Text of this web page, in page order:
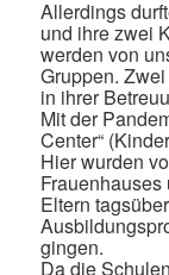
Allerdings
und ihre zwei
werden von
Gruppen.
in ihrer
Mit der
Center“
Hier wurden
Eltern
gingen.
Da die